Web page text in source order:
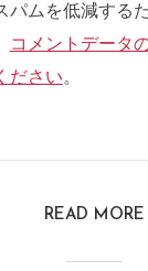
パムを低減する
コメントデータ
ださい。
READ MORE